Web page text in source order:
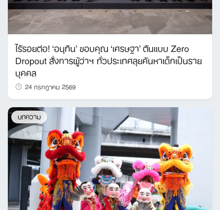
ไร้รอยต่อ! ‘อนุทิน’ ขอบคุณ ‘เศรษฐา’ ต้นแบบ Zero
Dropout สั่งการผู้ว่าฯ ทั่วประเทศลุยค้นหาเด็กเป็นราย
บุคคล
24 กรกฎาคม 2569
บทความ